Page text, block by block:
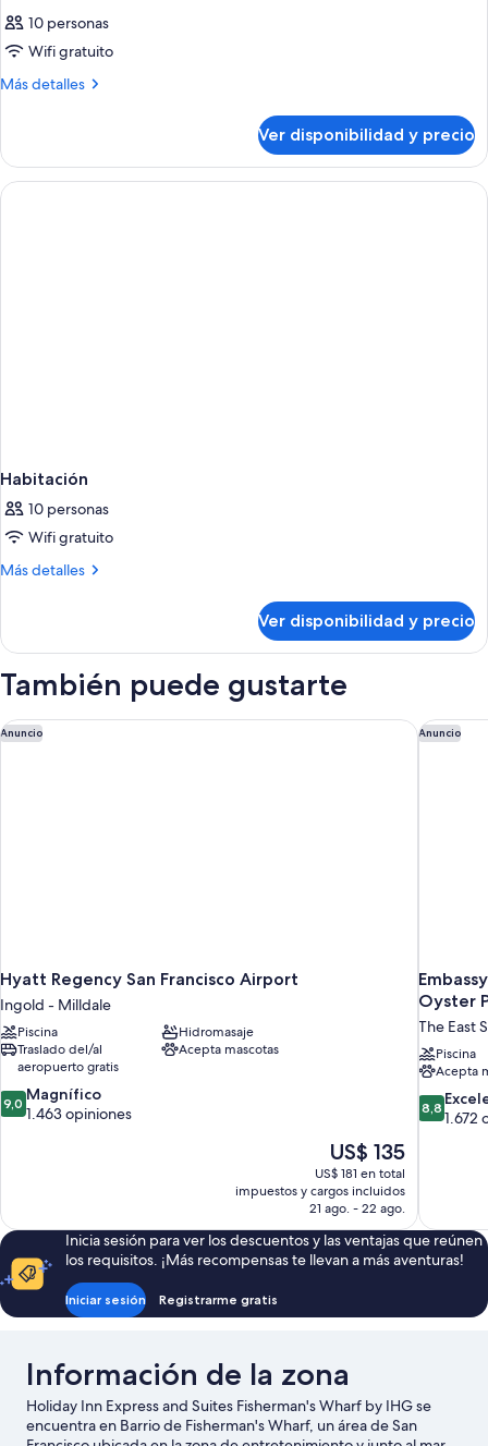
10 personas
Wifi gratuito
Más detalles
Más
Ver disponibilidad y precio
Habitación
10 personas
Wifi gratuito
Más detalles
Más
Ver disponibilidad y precio
También puede gustarte
Anuncio
Hyatt Regency San Francisco Airport
Ingold - Milldale
Piscina
Hidromasaje
Traslado del/al
aeropuerto gratis
Acepta mascotas
9.0
de
9,0 Magnífico
1.463 opiniones
El
precio
actual
es
de
US$ 135
US$ 135
US$ 181 en total
impuestos y cargos incluidos
21 ago. - 22 ago.
Hyatt Regency San Francisco Airport Anuncio
Oyster
The East
Piscina
Acepta
8.8
de
8,8
1.672
Inicia sesión para ver los descuentos y las ventajas que reúnen
los requisitos. ¡Más recompensas te llevan a más aventuras!
Iniciar sesión Registrarme gratis
Información de la zona
Holiday Inn Express and Suites Fisherman's Wharf by IHG se
encuentra en Barrio de Fisherman's Wharf, un área de San